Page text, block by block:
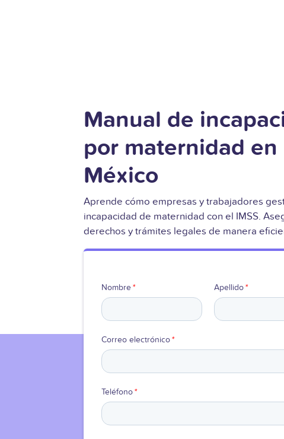
Manual de
por maternidad en
México
Aprende cómo empresas y trabajadores
incapacidad de maternidad con el IMSS.
derechos y trámites legales de manera
Nombre* Apellido*
Correo electrónico*
Teléfono*